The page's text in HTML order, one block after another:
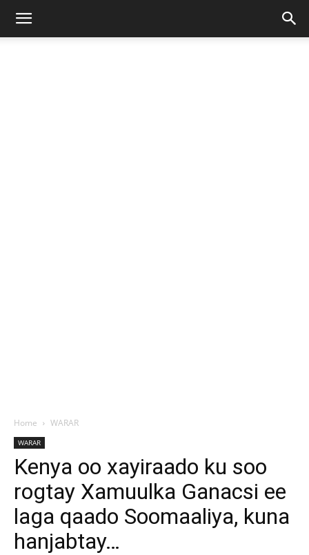
Home WARAR
WARAR
Kenya oo xayiraado ku soo
rogtay Xamuulka Ganacsi ee
laga qaado Soomaaliya, kuna
hanjabtay…